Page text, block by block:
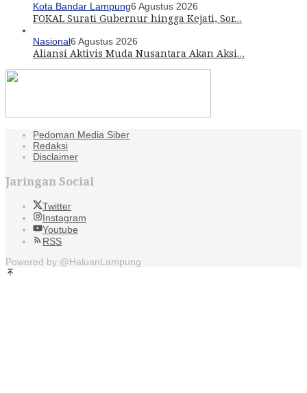
Kota Bandar Lampung6 Agustus 2026
FOKAL Surati Gubernur hingga Kejati, Sor…
Nasional6 Agustus 2026
Aliansi Aktivis Muda Nusantara Akan Aksi…
Pedoman Media Siber
Redaksi
Disclaimer
Jaringan Social
Twitter
Instagram
Youtube
RSS
Powered by @HaluanLampung